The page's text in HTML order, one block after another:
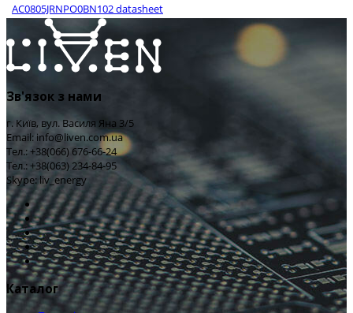
AC0805JRNPO0BN102 datasheet
Зв'язок з нами
г. Київ, вул. Василя Яна 3/5
Email: info@liven.com.ua
Тел.: +38(066) 676-66-24
Тел.: +38(063) 234-84-95
Skype: liv_energy
Каталог